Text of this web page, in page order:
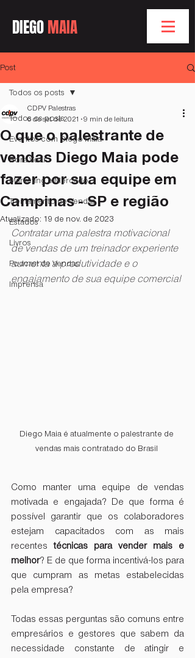
DIEGOMAIA
Post
Todos os posts
Eventos com Diego Maia
Bóra Voar
Marketing e Mercado
Treinamento de Vendas
Estados
Livros
Podcast de Vendas
Imprensa
Todos os posts
O que o palestrante de
vendas Diego Maia pode
fazer por sua equipe em
Campinas - SP e região
CDPV Palestras
6 de set. de 2021
9 min de leitura
Atualizado: 19 de nov. de 2023
Contratar uma palestra motivacional
de vendas de um treinador experiente
aumenta a produtividade e o
engajamento de sua equipe comercial
Diego Maia é atualmente o palestrante de
vendas mais contratado do Brasil
Como manter uma equipe de vendas
motivada e engajada? De que forma é
possível garantir que os colaboradores
estejam capacitados com as mais
recentes técnicas para vender mais e
melhor? E de que forma incentivá-los para
que cumpram as metas estabelecidas
pela empresa?
Todas essas perguntas são comuns entre
empresários e gestores que sabem da
necessidade constante de atingir e